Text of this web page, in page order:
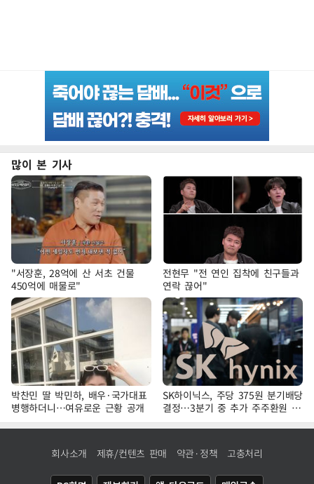
많이 본 기사
"서장훈, 28억에 산 서초 건물
450억에 매물로"
전현무 "전 연인 집착에 친구들과
연락 끊어"
박찬민 딸 박민하, 배우·국가대표
병행하더니…여유로운 근황 공개
SK하이닉스, 주당 375원 분기배당
결정…3분기 중 추가 주주환원 발
표
회사소개 제휴/컨텐츠 판매 약관·정책 고충처리